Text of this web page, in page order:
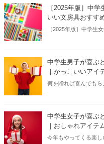
ごろ。そんな中学生
をいろいろ集めてみ
ップやネイル、ギフ
プレゼントを見つけ
［2025年版］中
いい文房具おすす
［2025年版］中学生
ペンシル、カラーペ
たくさんあるのをご
達に自慢したくなる
中学生になると勉強
なプレゼントを見つ
中学生男子が喜ぶ
｜かっこいいアイ
何を贈れば喜んでもら
は商品選びも比較的
は、ファッション系
年に一度のクリスマ
んでください！
中学生女子が喜ぶ
｜おしゃれアイテ
今年もやってくる楽し